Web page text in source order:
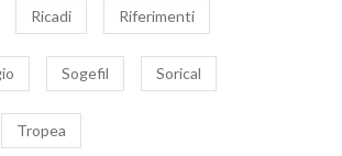
Ricadi Riferimenti
Sogefil Sorical
Tropea